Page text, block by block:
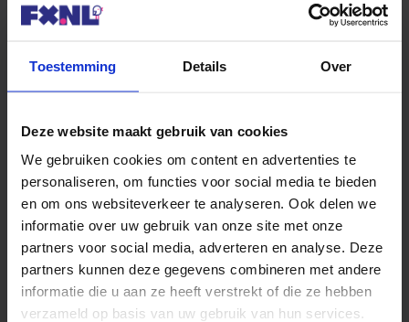
Toestemming Details Over
Deze website maakt gebruik van cookies
We gebruiken cookies om content en advertenties te
personaliseren, om functies voor social media te bieden
en om ons websiteverkeer te analyseren. Ook delen we
informatie over uw gebruik van onze site met onze
partners voor social media, adverteren en analyse. Deze
partners kunnen deze gegevens combineren met andere
informatie die u aan ze heeft verstrekt of die ze hebben
verzameld op basis van uw gebruik van hun services.
G.J. Schalen
9 september 2016 om 15:27
Is het te verwachten cq te voorspellen
dat ok Obvion binnenkort zal overgaan
tot rentemiddeling ?